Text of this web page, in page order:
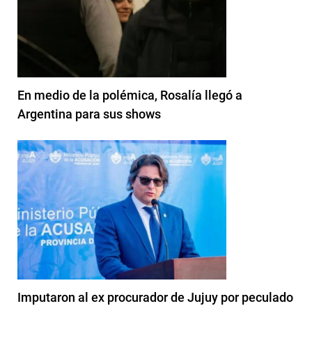
En medio de la polémica, Rosalía llegó a
Argentina para sus shows
Imputaron al ex procurador de Jujuy por peculado